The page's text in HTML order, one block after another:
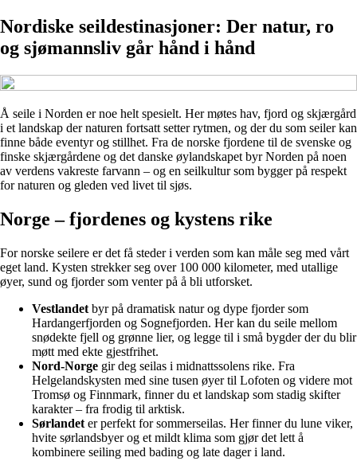
Nordiske seildestinasjoner: Der natur, ro
og sjømannsliv går hånd i hånd
Å seile i Norden er noe helt spesielt. Her møtes hav, fjord og skjærgård
i et landskap der naturen fortsatt setter rytmen, og der du som seiler kan
finne både eventyr og stillhet. Fra de norske fjordene til de svenske og
finske skjærgårdene og det danske øylandskapet byr Norden på noen
av verdens vakreste farvann – og en seilkultur som bygger på respekt
for naturen og gleden ved livet til sjøs.
Norge – fjordenes og kystens rike
For norske seilere er det få steder i verden som kan måle seg med vårt
eget land. Kysten strekker seg over 100 000 kilometer, med utallige
øyer, sund og fjorder som venter på å bli utforsket.
Vestlandet byr på dramatisk natur og dype fjorder som
Hardangerfjorden og Sognefjorden. Her kan du seile mellom
snødekte fjell og grønne lier, og legge til i små bygder der du blir
møtt med ekte gjestfrihet.
Nord-Norge gir deg seilas i midnattssolens rike. Fra
Helgelandskysten med sine tusen øyer til Lofoten og videre mot
Tromsø og Finnmark, finner du et landskap som stadig skifter
karakter – fra frodig til arktisk.
Sørlandet er perfekt for sommerseilas. Her finner du lune viker,
hvite sørlandsbyer og et mildt klima som gjør det lett å
kombinere seiling med bading og late dager i land.